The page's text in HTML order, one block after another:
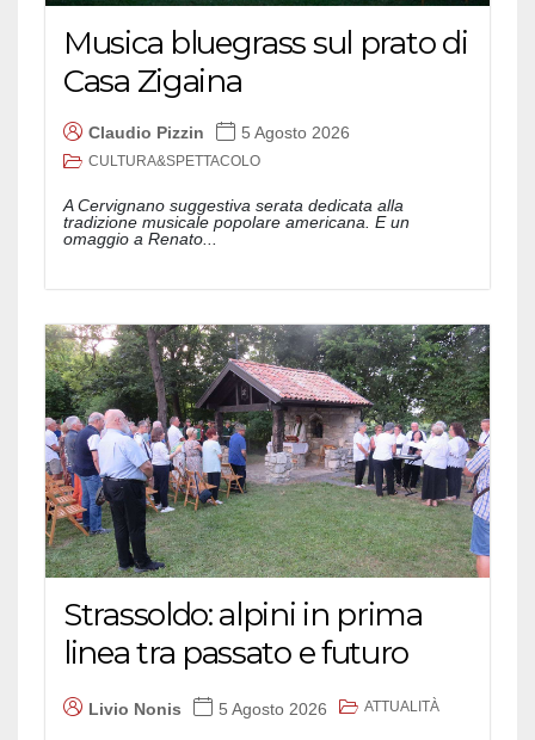
Musica bluegrass sul prato di
Casa Zigaina
Claudio Pizzin 5 Agosto 2026
CULTURA&SPETTACOLO
A Cervignano suggestiva serata dedicata alla
tradizione musicale popolare americana. E un
omaggio a Renato...
Strassoldo: alpini in prima
linea tra passato e futuro
Livio Nonis 5 Agosto 2026 ATTUALITÀ